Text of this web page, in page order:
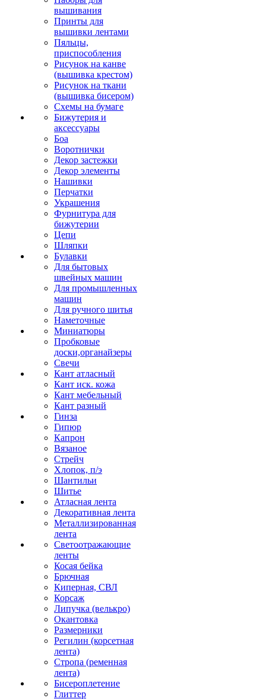
вышивания
Принты для
вышивки лентами
Пяльцы,
приспособления
Рисунок на канве
(вышивка крестом)
Рисунок на ткани
(вышивка бисером)
Схемы на бумаге
Бижутерия и
аксессуары
Боа
Воротнички
Декор застежки
Декор элементы
Нашивки
Перчатки
Украшения
Фурнитура для
бижутерии
Цепи
Шляпки
Булавки
Для бытовых
швейных машин
Для промышленных
машин
Для ручного шитья
Наметочные
Миниатюры
Пробковые
доски,органайзеры
Свечи
Кант атласный
Кант иск. кожа
Кант мебельный
Кант разный
Гинза
Гипюр
Капрон
Вязаное
Стрейч
Хлопок, п/э
Шантильи
Шитье
Атласная лента
Декоративная лента
Металлизированная
лента
Светоотражающие
ленты
Косая бейка
Брючная
Киперная, СВЛ
Корсаж
Липучка (велькро)
Окантовка
Размерники
Регилин (корсетная
лента)
Стропа (ременная
лента)
Бисероплетение
Глиттер